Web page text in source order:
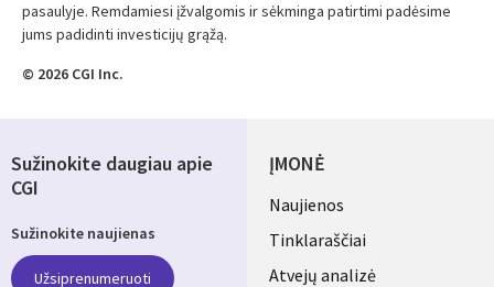
pasaulyje. Remdamiesi įžvalgomis ir sėkminga patirtimi padėsime
jums padidinti investicijų grąžą.
© 2026 CGI Inc.
ĮMONĖ
Useful
links
Naujienos
Tinklaraščiai
Atvejų analizė
Sužinokite daugiau apie
CGI
Sužinokite naujienas
Užsiprenumeruoti